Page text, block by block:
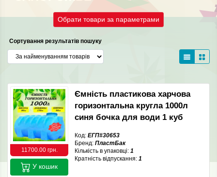
Обрати товари за параметрами
Сортування результатів пошуку
11700.00 грн.
Ємність пластикова харчова
горизонтальна кругла 1000л
синя бочка для води 1 куб
Код: ЕГП#30653
Бренд: ПластБак
Кількість в упаковці: 1
Кратність відпускання: 1
У кошик